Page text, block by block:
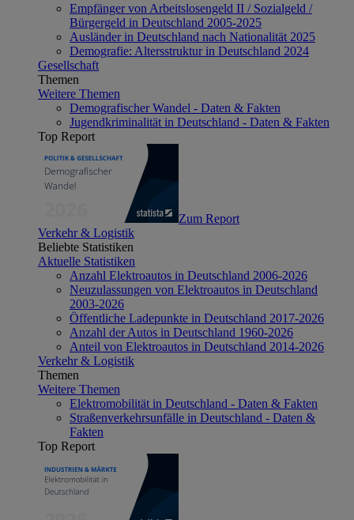
Empfänger von Arbeitslosengeld II / Sozialgeld /
Bürgergeld in Deutschland 2005-2025
Ausländer in Deutschland nach Nationalität 2025
Demografie: Altersstruktur in Deutschland 2024
Gesellschaft
Themen
Weitere Themen
Demografischer Wandel - Daten & Fakten
Jugendkriminalität in Deutschland - Daten & Fakten
Top Report
Zum Report
Verkehr & Logistik
Beliebte Statistiken
Aktuelle Statistiken
Anzahl Elektroautos in Deutschland 2006-2026
Neuzulassungen von Elektroautos in Deutschland
2003-2026
Öffentliche Ladepunkte in Deutschland 2017-2026
Anzahl der Autos in Deutschland 1960-2026
Anteil von Elektroautos in Deutschland 2014-2026
Verkehr & Logistik
Themen
Weitere Themen
Elektromobilität in Deutschland - Daten & Fakten
Straßenverkehrsunfälle in Deutschland - Daten &
Fakten
Top Report